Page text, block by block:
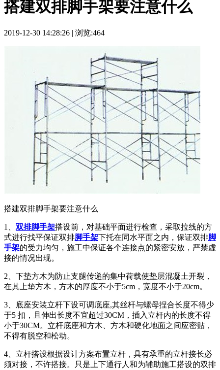
搭建双排脚手架要注意什么
2019-12-30 14:28:26 | 浏览:464
搭建双排脚手架要注意什么
1、 双排脚手架搭设前，对基础平面进行检查，采取拉线的方
式进行找平保证双排脚手架下托在同水平面之内，保证双排脚
手架的受力均匀，施工中保证各个连接点的紧密安放，严禁虚
接的情况出现。
2、下垫方木为防止支腿传递的集中荷载使垫层混凝土开裂，
在其上垫方木，方木的厚度不小于5cm，宽度不小于20cm。
3、底座安装立杆下设可调底座,其丝杆与螺母捏合长度不得少
于5 扣，且伸出长度不宜超过30CM，插入立杆内的长度不得
小于30CM。立杆底座和方木、方木和硬化地面之间应密贴，
不得有脱空和松动。
4、立杆搭设根据设计方案布置立杆，具有承重的立杆接长必
须对接，不许搭接。只是上下通行人和为辅助施工搭设的双排